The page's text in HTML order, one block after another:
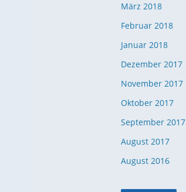
März 2018
Februar 2018
Januar 2018
Dezember 2017
November 2017
Oktober 2017
September 2017
August 2017
August 2016